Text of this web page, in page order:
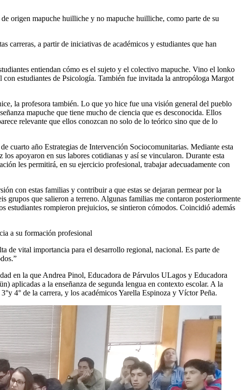
origen mapuche huilliche y no mapuche huilliche, como parte de su
carreras, a partir de iniciativas de académicos y estudiantes que han
entiendan cómo es el sujeto y el colectivo mapuche. Vino el lonko
estudiantes de Psicología. También fue invitada la antropóloga Margot
la profesora también. Lo que yo hice fue una visión general del pueblo
mapuche que tiene mucho de ciencia que es desconocida. Ellos
relevante que ellos conozcan no solo de lo teórico sino que de lo
cuarto año Estrategias de Intervención Sociocomunitarias. Mediante esta
apoyaron en sus labores cotidianas y así se vincularon. Durante esta
les permitirá, en su ejercicio profesional, trabajar adecuadamente con
con estas familias y contribuir a que estas se dejaran permear por la
grupos que salieron a terreno. Algunas familias me contaron posteriormente
estudiantes rompieron prejuicios, se sintieron cómodos. Coincidió además
a su formación profesional
de vital importancia para el desarrollo regional, nacional. Es parte de
en la que Andrea Pinol, Educadora de Párvulos ULagos y Educadora
aplicadas a la enseñanza de segunda lengua en contexto escolar. A la
4° de la carrera, y los académicos Yarella Espinoza y Víctor Peña.